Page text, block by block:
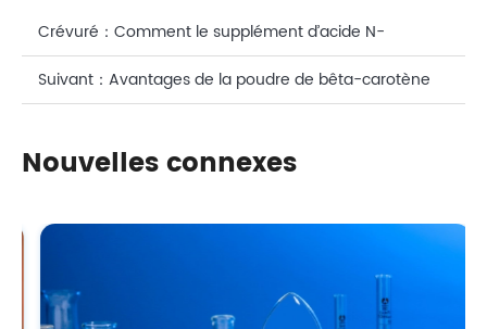
Crévuré： Comment le supplément d’acide N-
acétylneuraminique antioxydant améliore-t-il
Suivant： Avantages de la poudre de bêta-carotène
Nouvelles connexes